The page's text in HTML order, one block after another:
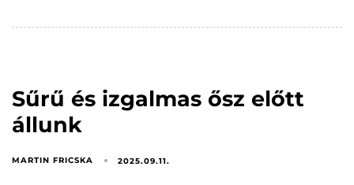
Sűrű és izgalmas ősz előtt
állunk
MARTIN FRICSKA 2025.09.11.